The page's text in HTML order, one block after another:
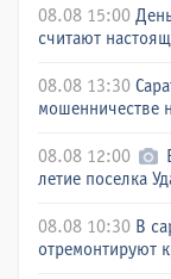
08.08 15:00
считают
08.08 13:30
мошенничестве
08.08 12:00
летие поселка
08.08 10:30 В
отремонтируют